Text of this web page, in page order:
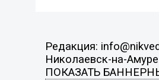
Редакция:
Николаевск-на-
ПОКАЗАТЬ